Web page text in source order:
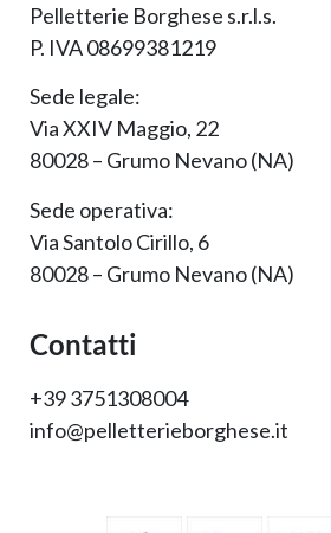
Pelletterie Borghese s.r.l.s.
P. IVA 08699381219
Sede legale:
Via XXIV Maggio, 22
80028 – Grumo Nevano (NA)
Sede operativa:
Via Santolo Cirillo, 6
80028 – Grumo Nevano (NA)
Contatti
+39 3751308004
info@pelletterieborghese.it